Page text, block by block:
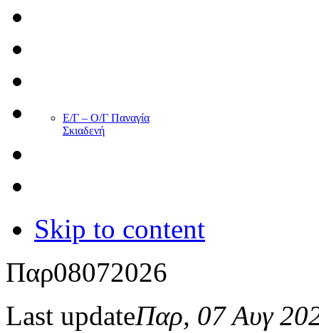
Ε/Γ – Ο/Γ Παναγία
Σκιαδενή
Skip to content
Παρ08072026
Last updateΠαρ, 07 Αυγ